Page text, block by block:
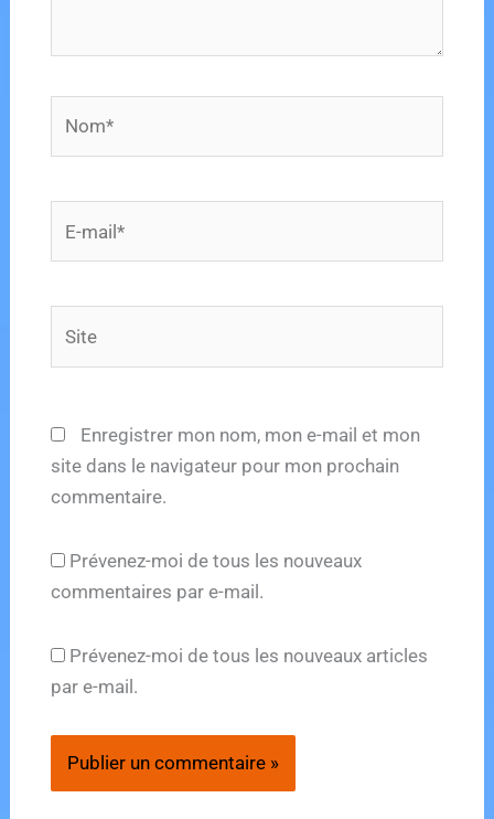
mail*
Enregistrer mon nom, mon e-mail et mon
site dans le navigateur pour mon prochain
commentaire.
Prévenez-moi de tous les nouveaux
commentaires par e-mail.
Prévenez-moi de tous les nouveaux articles
par e-mail.